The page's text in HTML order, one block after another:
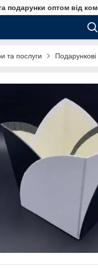
подарунки оптом від
та послуги Подарункові